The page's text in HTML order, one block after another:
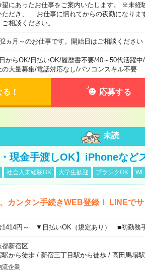
望にあったお仕事をご案内いたします。 ※未経
ただき、 お仕事に慣れてからの夜勤になりま
ご相談ください。
2ヵ月～のお仕事です。開始日はご相談くださ
からOK/日払いOK/履歴書不要/40～50代活躍中/
の大量募集/電話対応なし/パソコンスキル不要
！ 応募する
未読
・現金手渡しOK】iPhoneなど
社会人未経験OK 大学生歓迎 ブランクOK
カンタン手続きWEB登録！ LINEで
1414円～ ▼日払いOK（規定あり） ■初勤務
都新宿区
駅から徒歩/ 新宿三丁目駅から徒歩/ 高田馬場
流企業